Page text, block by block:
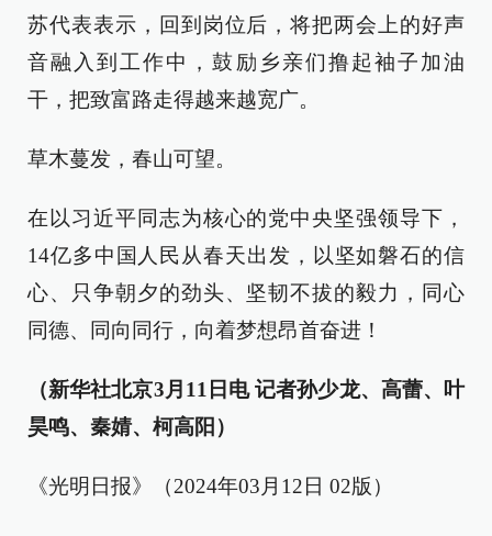
苏代表表示，回到岗位后，将把两会上的好声
音融入到工作中，鼓励乡亲们撸起袖子加油
干，把致富路走得越来越宽广。
草木蔓发，春山可望。
在以习近平同志为核心的党中央坚强领导下，
14亿多中国人民从春天出发，以坚如磐石的信
心、只争朝夕的劲头、坚韧不拔的毅力，同心
同德、同向同行，向着梦想昂首奋进！
（新华社北京3月11日电 记者孙少龙、高蕾、叶
昊鸣、秦婧、柯高阳）
《光明日报》（2024年03月12日 02版）